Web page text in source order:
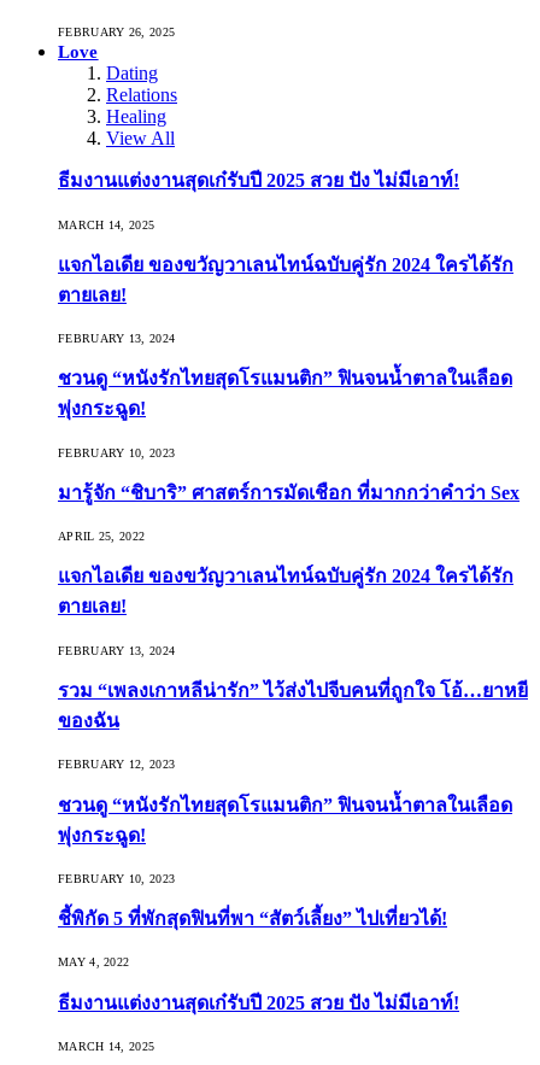
FEBRUARY 26, 2025
Love
Dating
Relations
Healing
View All
ธีมงานแต่งงานสุดเก๋รับปี 2025 สวย ปัง ไม่มีเอาท์!
MARCH 14, 2025
แจกไอเดีย ของขวัญวาเลนไทน์ฉบับคู่รัก 2024 ใครได้รัก
ตายเลย!
FEBRUARY 13, 2024
ชวนดู “หนังรักไทยสุดโรแมนติก” ฟินจนน้ำตาลในเลือด
พุ่งกระฉูด!
FEBRUARY 10, 2023
มารู้จัก “ชิบาริ” ศาสตร์การมัดเชือก ที่มากกว่าคำว่า Sex
APRIL 25, 2022
แจกไอเดีย ของขวัญวาเลนไทน์ฉบับคู่รัก 2024 ใครได้รัก
ตายเลย!
FEBRUARY 13, 2024
รวม “เพลงเกาหลีน่ารัก” ไว้ส่งไปจีบคนที่ถูกใจ โอ้…ยาหยี
ของฉัน
FEBRUARY 12, 2023
ชวนดู “หนังรักไทยสุดโรแมนติก” ฟินจนน้ำตาลในเลือด
พุ่งกระฉูด!
FEBRUARY 10, 2023
ชี้พิกัด 5 ที่พักสุดฟินที่พา “สัตว์เลี้ยง” ไปเที่ยวได้!
MAY 4, 2022
ธีมงานแต่งงานสุดเก๋รับปี 2025 สวย ปัง ไม่มีเอาท์!
MARCH 14, 2025